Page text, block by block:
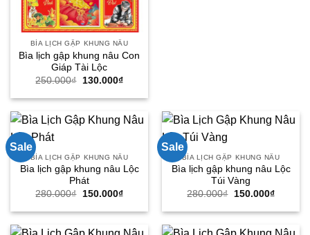
BÌA LỊCH GẬP KHUNG NÂU
Bìa lịch gập khung nâu Con
Giáp Tài Lộc
250.000₫
Giá
là:
130.000₫Giá
tại
130.000₫.
Sale
BÌA LỊCH GẬP KHUNG NÂU
Bìa lịch gập khung nâu Lộc
Phát
280.000₫
Giá
là:
150.000₫Giá
tại
150.000₫.
Sale
BÌA LỊCH GẬP KHUNG NÂU
Bìa lịch gập khung nâu Lộc
Túi Vàng
280.000₫
Giá
là:
150.000₫Giá
tại